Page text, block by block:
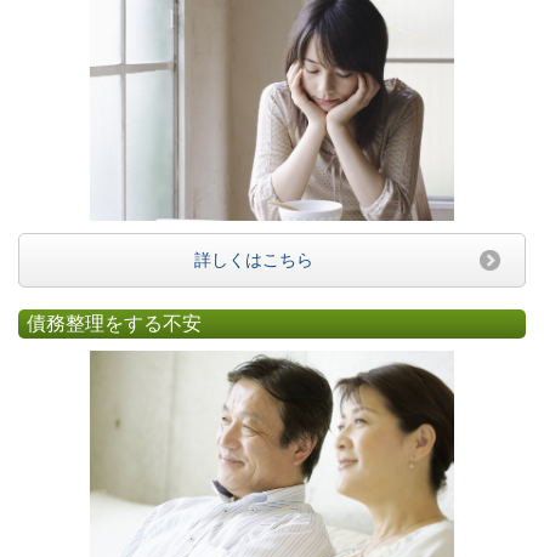
詳しくはこちら
債務整理をする不安